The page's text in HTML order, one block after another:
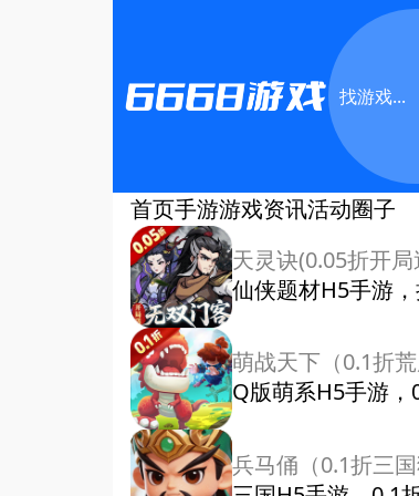
首页手游游戏资讯活动圈子
天灵诀(0.05折开
仙侠题材H5手游
萌战天下（0.1折
Q版萌系H5手游
兵马俑（0.1折三